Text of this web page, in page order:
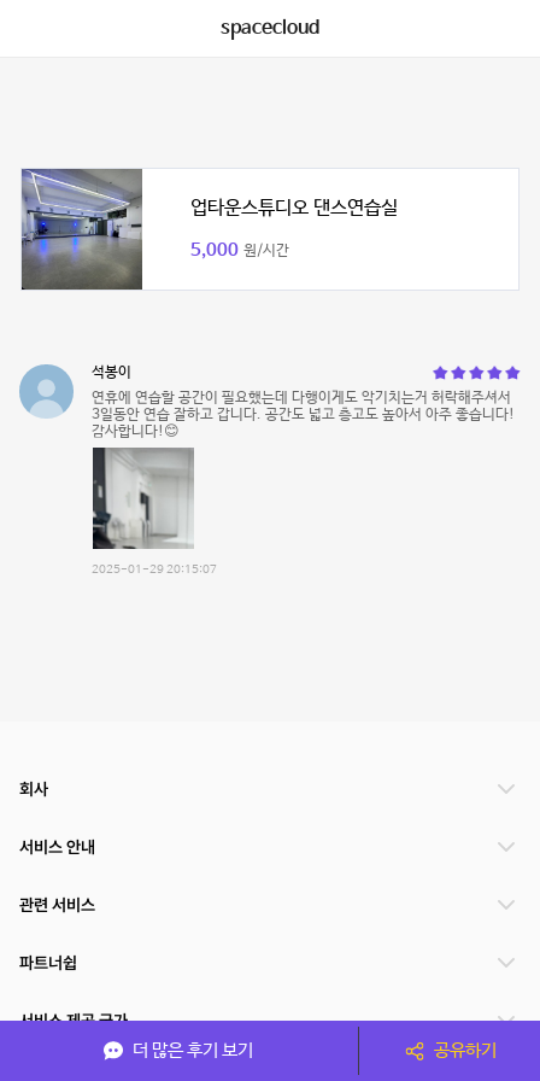
spacecloud
업타운스튜디오 댄스연습실
5,000 원/시간
석봉이
연휴에 연습할 공간이 필요했는데 다행이게도 악기치는거 허락해주셔서
3일동안 연습 잘하고 갑니다. 공간도 넓고 층고도 높아서 아주 좋습니다!
감사합니다!😊
2025-01-29 20:15:07
더 많은 후기 보기 공유하기
회사
서비스 안내
관련 서비스
파트너쉽
서비스 제공 국가